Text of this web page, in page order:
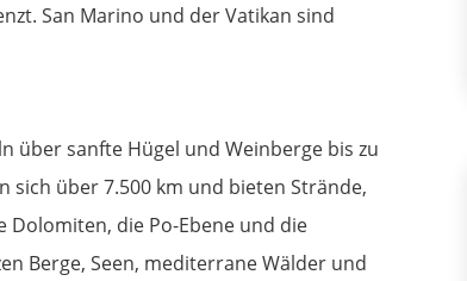
San Marino und der Vatikan sind
über sanfte Hügel und Weinberge bis zu
sich über 7.500 km und bieten Strände,
Dolomiten, die Po-Ebene und die
Berge, Seen, mediterrane Wälder und